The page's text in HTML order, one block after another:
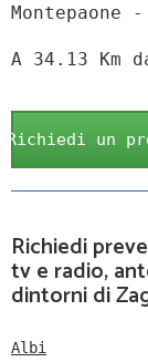
Montepaone
A 34.13 Km
Richiedi un
Richiedi
tv e radio,
dintorni di
Albi